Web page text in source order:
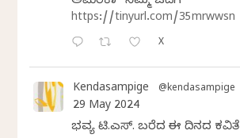
https://tinyurl.com/35mrwwsn
X
Kendasampige @kendasampige
29 May 2024
ಭವ್ಯ ಟಿ.ಎಸ್. ಬರೆದ ಈ ದಿನದ ಕವಿತೆ